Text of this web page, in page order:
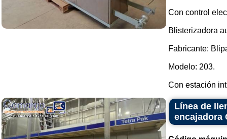
Con control
Blisterizadora
Fabricante:
Modelo: 203.
Con estación
Línea de
encajadora